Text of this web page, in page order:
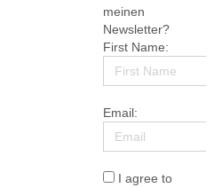
meinen
Newsletter?
First Name:
Email:
I agree to